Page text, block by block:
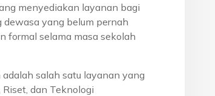
menyediakan layanan bagi
yang belum pernah
formal selama masa sekolah
salah satu layanan yang
dan Teknologi